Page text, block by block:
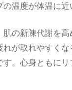
温度が体温に
の新陳代謝を
が取れやすく
。心身ともに